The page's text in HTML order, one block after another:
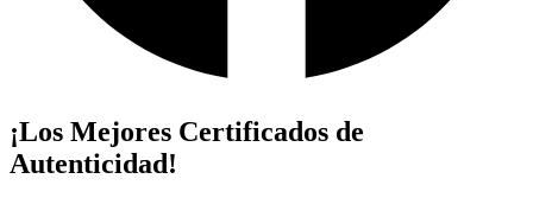
¡Los Mejores Certificados de
Autenticidad!